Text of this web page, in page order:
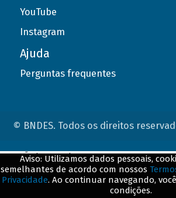
YouTube
Instagram
Ajuda
Perguntas frequentes
© BNDES. Todos os direitos
Aviso: Utilizamos dados pessoais,
semelhantes de acordo com nossos
Privacidade. Ao continuar navegando,
condições.
ConteÃºdo complementar
${title}${badge}